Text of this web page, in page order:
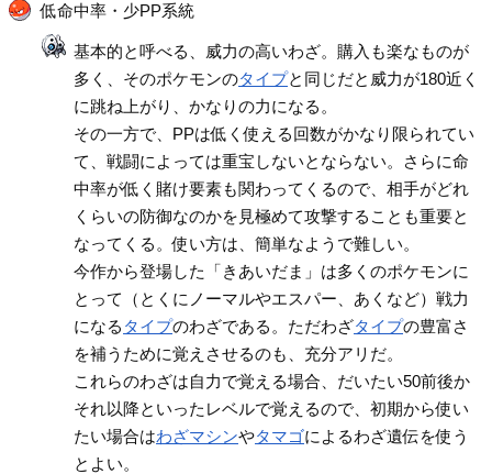
低命中率・少PP系統
基本的と呼べる、威力の高いわざ。購入も楽なものが
多く、そのポケモンのタイプと同じだと威力が180近く
に跳ね上がり、かなりの力になる。
その一方で、PPは低く使える回数がかなり限られてい
て、戦闘によっては重宝しないとならない。さらに命
中率が低く賭け要素も関わってくるので、相手がどれ
くらいの防御なのかを見極めて攻撃することも重要と
なってくる。使い方は、簡単なようで難しい。
今作から登場した「きあいだま」は多くのポケモンに
とって（とくにノーマルやエスパー、あくなど）戦力
になる タイプのわざである。ただわざタイプの豊富さ
を補うために覚えさせるのも、充分アリだ。
これらのわざは自力で覚える場合、だいたい50前後か
それ以降といったレベルで覚えるので、初期から使い
たい場合はわざマシンやタマゴによるわざ遺伝を使う
とよい。